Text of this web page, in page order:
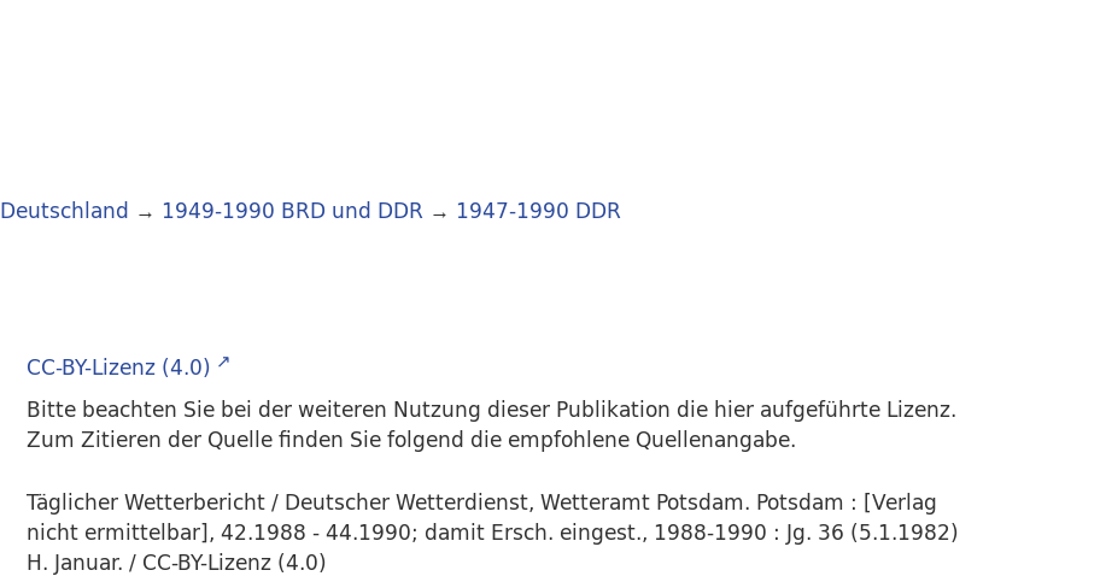
Deutschland → 1949-1990 BRD und DDR → 1947-1990 DDR
CC-BY-Lizenz (4.0)
Bitte beachten Sie bei der weiteren Nutzung dieser Publikation die hier aufgeführte Lizenz.
Zum Zitieren der Quelle finden Sie folgend die empfohlene Quellenangabe.
Täglicher Wetterbericht / Deutscher Wetterdienst, Wetteramt Potsdam. Potsdam : [Verlag
nicht ermittelbar], 42.1988 - 44.1990; damit Ersch. eingest., 1988-1990 : Jg. 36 (5.1.1982)
H. Januar. / CC-BY-Lizenz (4.0)